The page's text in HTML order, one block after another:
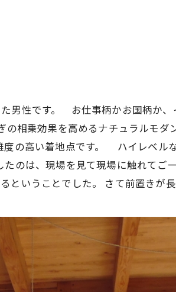
男性です。 お仕事柄かお国柄か
相乗効果を高めるナチュラルモダ
度の高い着地点です。
ハイレベル
のは、現場を見て現場に触れてご
ということでした。
さて前置きが